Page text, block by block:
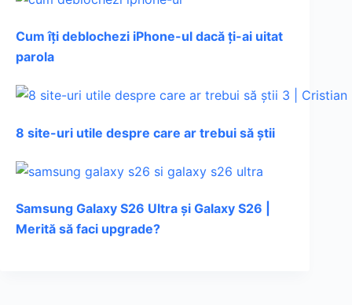
Cum îți deblochezi iPhone-ul dacă ți-ai uitat
parola
8 site-uri utile despre care ar trebui să știi
Samsung Galaxy S26 Ultra și Galaxy S26 |
Merită să faci upgrade?